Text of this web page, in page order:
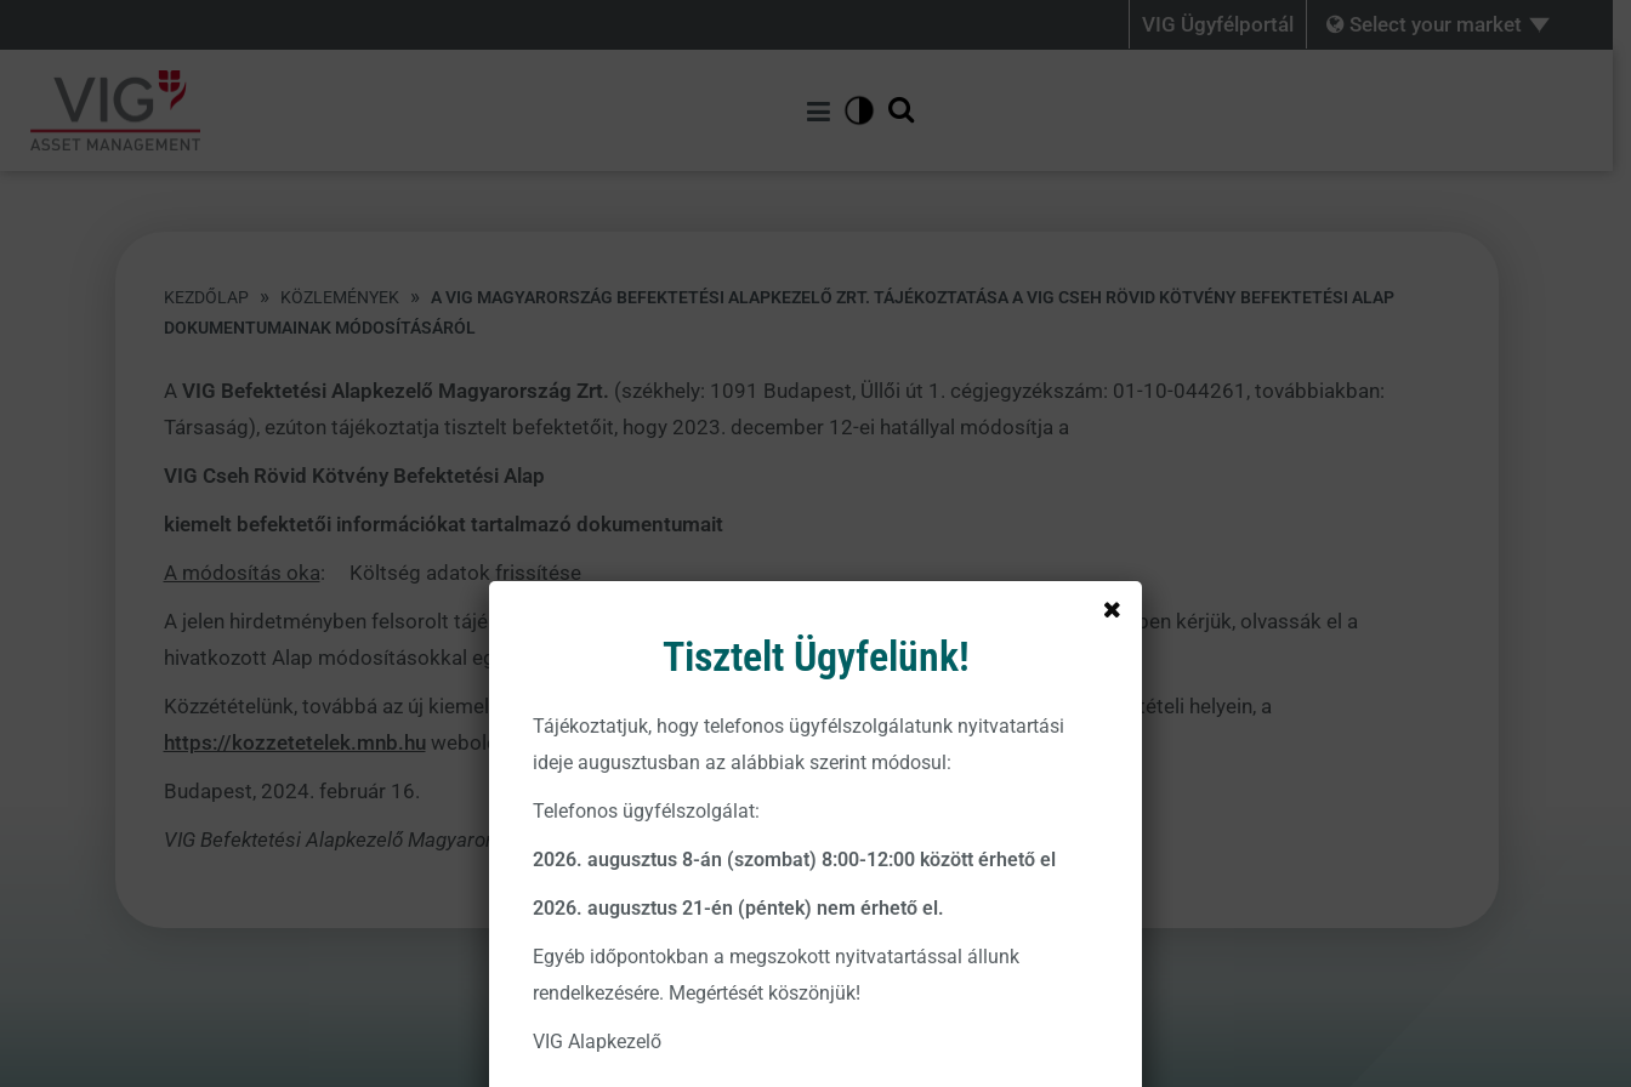
VIG Ügyfélportál Select your market
KEZDŐLAP » KÖZLEMÉNYEK » A VIG MAGYARORSZÁG BEFEKTETÉSI ALAPKEZELŐ ZRT. TÁJÉKOZTATÁSA A VIG CSEH RÖVID KÖTVÉNY BEFEKTETÉSI ALAP
DOKUMENTUMAINAK MÓDOSÍTÁSÁRÓL
A VIG Befektetési Alapkezelő Magyarország Zrt. (székhely: 1091 Budapest, Üllői út 1. cégjegyzékszám: 01-10-044261, továbbiakban:
Társaság), ezúton tájékoztatja tisztelt befektetőit, hogy 2023. december 12-ei hatállyal módosítja a
VIG Cseh Rövid Kötvény Befektetési Alap
kiemelt befektetői információkat tartalmazó dokumentumait
A módosítás oka: Költség adatok frissítése
A jelen hirdetményben felsorolt tájékoztatás nem teljes körű, így a pontos és részletes tájékoztatás érdekében kérjük, olvassák el a
hivatkozott Alap módosításokkal egységes szerkezetbe foglalt kiemelt befektetői információit.
Közzétételünk, továbbá az új kiemelt befektetői információk megtekinthetők az Alapkezelő hivatalos közzétételi helyein, a
https://kozzetetelek.mnb.hu weboldalon, illetve a https://www.vigam.hu
weboldalon.
Budapest, 2024. február 16.
VIGBefektetési Alapkezelő Magyarország Zrt.
Tisztelt Ügyfelünk!
Tájékoztatjuk, hogy telefonos ügyfélszolgálatunk nyitvatartási
ideje augusztusban az alábbiak szerint módosul:
Telefonos ügyfélszolgálat:
2026. augusztus 8-án (szombat) 8:00-12:00 között érhető el
2026. augusztus 21-én (péntek) nem érhető el.
Egyéb időpontokban a megszokott nyitvatartással állunk
rendelkezésére. Megértését köszönjük!
VIG Alapkezelő